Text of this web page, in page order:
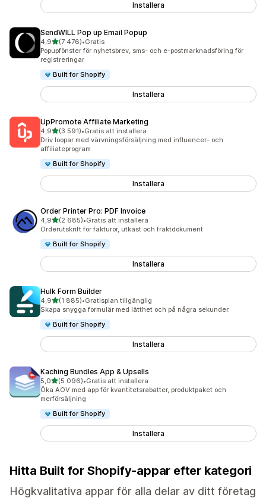
Installera
SendWILL Pop up Email Popup
4,9av 5 stjärnor
(7 476)
7476 recensioner totalt
•Gratis
Popupfönster för nyhetsbrev, sms- och e-postmarknadsföring för
registreringar
Built for Shopify
Installera
UpPromote Affiliate Marketing
4,9av 5 stjärnor
(3 591)
3591 recensioner totalt
•Gratis att installera
Driv loopar med värvningsförsäljning med influencer- och
affiliateprogram
Built for Shopify
Installera
Order Printer Pro: PDF Invoice
4,9av 5 stjärnor
(2 685)
2685 recensioner totalt
•Gratis att installera
Orderutskrift för fakturor, utkast och fraktdokument
Built for Shopify
Installera
Hulk Form Builder
4,9av 5 stjärnor
(1 885)
1885 recensioner totalt
•Gratisplan tillgänglig
Skapa snygga formulär med lätthet och på några sekunder.
Built for Shopify
Installera
Kaching Bundles App & Upsells
5,0av 5 stjärnor
(5 096)
5096 recensioner totalt
•Gratis att installera
Öka AOV med app för kvantitetsrabatter, produktpaket och
merförsäljning
Built for Shopify
Installera
Hitta Built for Shopify-appar efter kategori
Högkvalitativa appar för alla delar av ditt företag